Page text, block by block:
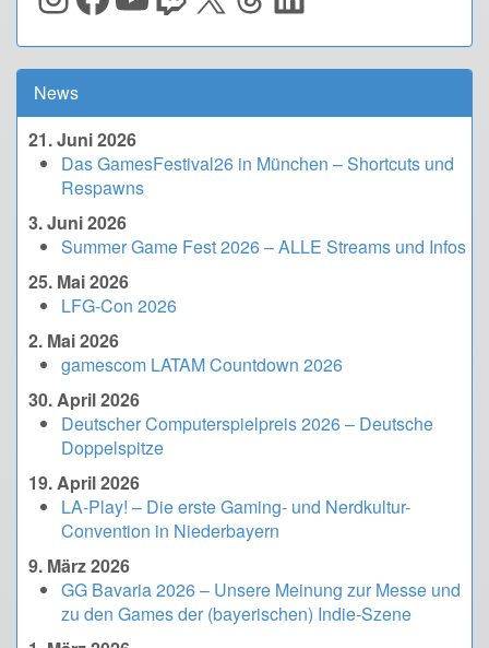
News
21. Juni 2026
Das GamesFestival26 in München – Shortcuts und
Respawns
3. Juni 2026
Summer Game Fest 2026 – ALLE Streams und Infos
25. Mai 2026
LFG-Con 2026
2. Mai 2026
gamescom LATAM Countdown 2026
30. April 2026
Deutscher Computerspielpreis 2026 – Deutsche
Doppelspitze
19. April 2026
LA-Play! – Die erste Gaming- und Nerdkultur-
Convention in Niederbayern
9. März 2026
GG Bavaria 2026 – Unsere Meinung zur Messe und
zu den Games der (bayerischen) Indie-Szene